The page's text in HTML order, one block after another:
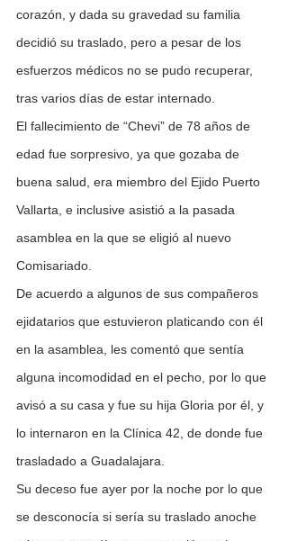
corazón, y dada su gravedad su familia
decidió su traslado, pero a pesar de los
esfuerzos médicos no se pudo recuperar,
tras varios días de estar internado.
El fallecimiento de “Chevi” de 78 años de
edad fue sorpresivo, ya que gozaba de
buena salud, era miembro del Ejido Puerto
Vallarta, e inclusive asistió a la pasada
asamblea en la que se eligió al nuevo
Comisariado.
De acuerdo a algunos de sus compañeros
ejidatarios que estuvieron platicando con él
en la asamblea, les comentó que sentía
alguna incomodidad en el pecho, por lo que
avisó a su casa y fue su hija Gloria por él, y
lo internaron en la Clínica 42, de donde fue
trasladado a Guadalajara.
Su deceso fue ayer por la noche por lo que
se desconocía si sería su traslado anoche